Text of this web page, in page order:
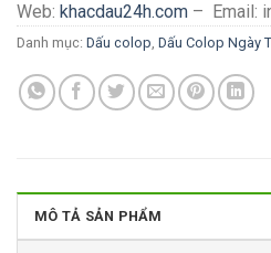
Web: khacdau24h.com – Email:
Danh mục: Dấu colop, Dấu Colop Ngày
MÔ TẢ SẢN PHẨM